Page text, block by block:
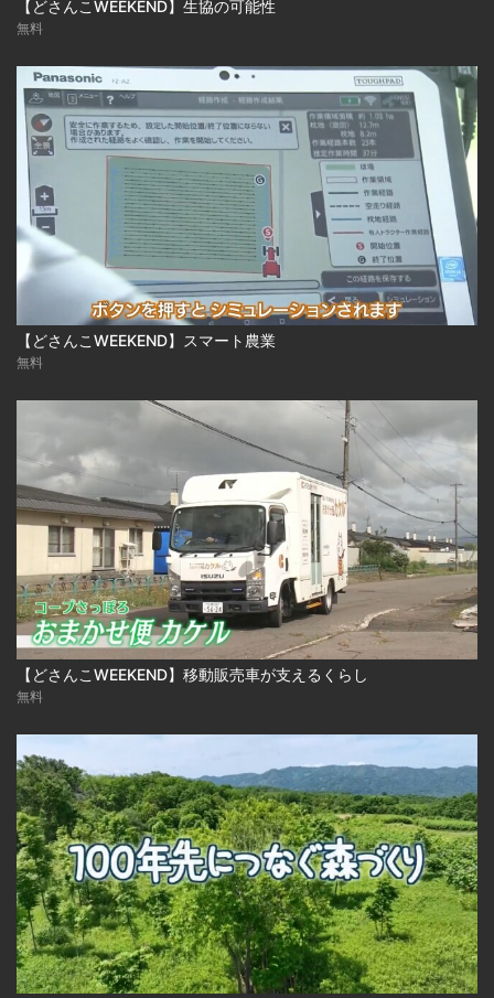
【どさんこWEEKEND】生協の可能性
無料
【どさんこWEEKEND】スマート農業
無料
【どさんこWEEKEND】移動販売車が支えるくらし
無料